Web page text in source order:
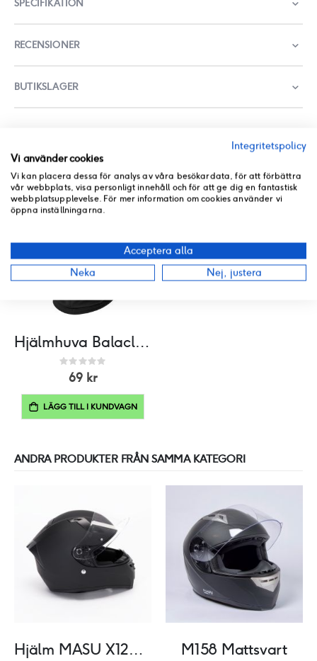
SPECIFIKATION
RECENSIONER
BUTIKSLAGER
VI HITTADE ANDRA PRODUKTER DU KANSKE GILLAR!
Hjälmhuva Balaclava Bomull
Rating:
0%69 kr
LÄGG TILL I KUNDVAGN
ANDRA PRODUKTER FRÅN SAMMA KATEGORI
Hjälm MASU X128 Mattsvart M158 Mattsvart
Integritetspolicy
Vi använder cookies
Vi kan placera dessa för analys av våra besökardata, för att förbättra
vår webbplats, visa personligt innehåll och för att ge dig en fantastisk
webbplatsupplevelse. För mer information om cookies använder vi
öppna inställningarna.
Acceptera alla
Neka
Nej, justera